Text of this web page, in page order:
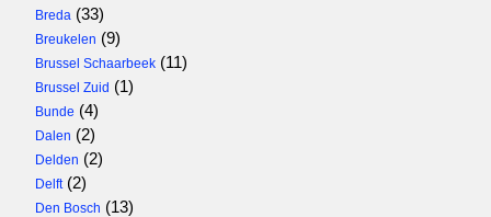
Breda (33)
Breukelen (9)
Brussel Schaarbeek (11)
Brussel Zuid (1)
Bunde (4)
Dalen (2)
Delden (2)
Delft(2)
Den Bosch (13)